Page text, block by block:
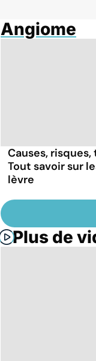
Angiome
Causes,
Tout savoir sur
lèvre
Plus de